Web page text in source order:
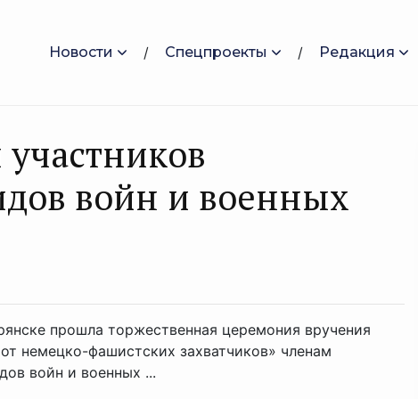
Новости Спецпроекты Редакция
войн и военных
прошла торжественная церемония вручения
немецко-фашистских захватчиков» членам
войн и военных ...